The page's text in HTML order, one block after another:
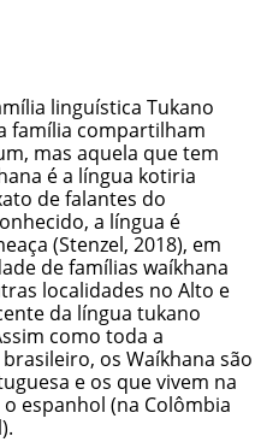
linguística Tukano
família compartilham
mas aquela que tem
é a língua kotiria
de falantes do
a língua é
(Stenzel, 2018), em
de famílias waíkhana
localidades no Alto e
da língua tukano
como toda a
os Waíkhana são
e os que vivem na
espanhol (na Colômbia